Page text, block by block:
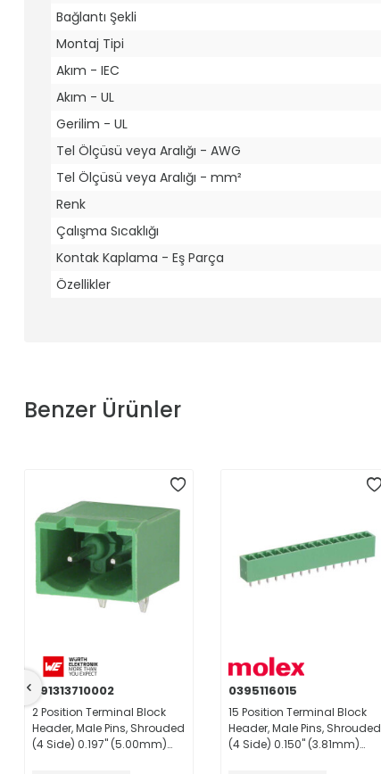
Bağlantı Şekli
Montaj Tipi
Akım - IEC
Akım - UL
Gerilim - UL
Tel Ölçüsü veya Aralığı - AWG
Tel Ölçüsü veya Aralığı - mm²
Renk
Çalışma Sıcaklığı
Kontak Kaplama - Eş Parça
Özellikler
Benzer Ürünler
691313710002
2 Position Terminal Block
Header, Male Pins, Shrouded
(4 Side) 0.197" (5.00mm)
0395116015
15 Position Terminal Block
Header, Male Pins, Shrouded
(4 Side) 0.150" (3.81mm)